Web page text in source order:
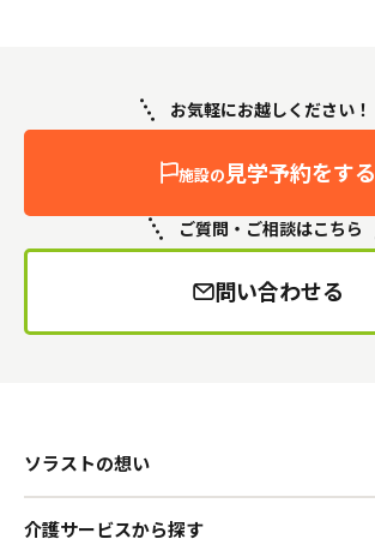
ご質問・ご相談はこちら
問い合わせる
お気軽にお越しください！
施設の見学予約をする
ソラストの想い
介護サービスから探す